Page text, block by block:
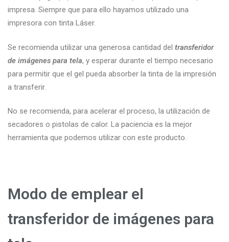
impresa. Siempre que para ello hayamos utilizado una
impresora con tinta Láser.
Se recomienda utilizar una generosa cantidad del transferidor
de imágenes para tela, y esperar durante el tiempo necesario
para permitir que el gel pueda absorber la tinta de la impresión
a transferir.
No se recomienda, para acelerar el proceso, la utilización de
secadores o pistolas de calor. La paciencia es la mejor
herramienta que podemos utilizar con este producto.
Modo de emplear el
transferidor de imágenes para